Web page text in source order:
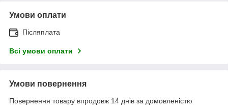
Умови оплати
Післяплата
Всі умови оплати
Умови повернення
Повернення товару впродовж 14 днів за домовленістю